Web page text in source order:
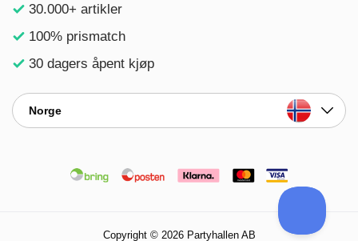
30.000+ artikler
100% prismatch
30 dagers åpent kjøp
Norge
Copyright © 2026 Partyhallen AB